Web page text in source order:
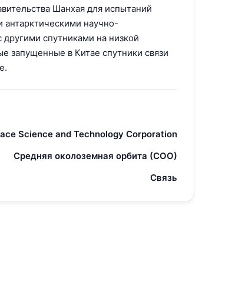
Шанхая для испытаний
антарктическими научно-
спутниками на низкой
запущенные в Китае спутники связи
Science and Technology Corporation
Средняя околоземная орбита (СОО)
Связь